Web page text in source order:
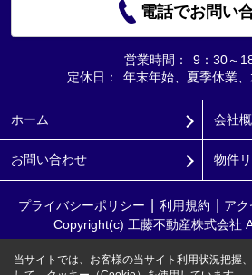
電話でお問い
営業時間：
9：30～
定休日：
年末年始、夏季休業
ホーム 会社
お問い合わせ 物件
プライバシーポリシー 利用規約 ア
Copyright(c) 工藤不動産株式会社
当サイトでは、お客様の当サイト利用状況把握